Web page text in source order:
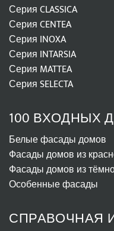
Серия CLASSICA
Серия CENTEA
Серия INOXA
Серия INTARSIA
Серия MATTEA
Серия SELECTA
100 ВХОДНЫХ
Белые фасады домов
Фасады домов из
Фасады домов из
Особенные фасады
СПРАВОЧНАЯ